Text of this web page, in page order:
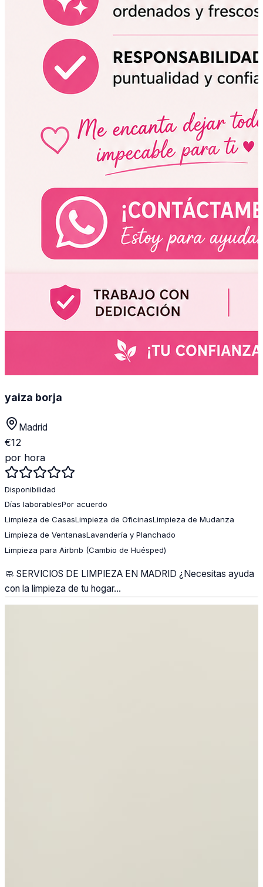
yaiza borja
Madrid
€12
por hora
Disponibilidad
Días laborablesPor acuerdo
Limpieza de CasasLimpieza de OficinasLimpieza de Mudanza
Limpieza de VentanasLavandería y Planchado
Limpieza para Airbnb (Cambio de Huésped)
🧼 SERVICIOS DE LIMPIEZA EN MADRID ¿Necesitas ayuda
con la limpieza de tu hogar...